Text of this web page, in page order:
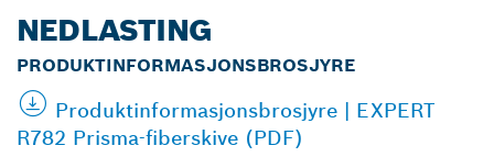
NEDLASTING
PRODUKTINFORMASJONSBROSJYRE
Produktinformasjonsbrosjyre | EXPERT
R782 Prisma-fiberskive (PDF)